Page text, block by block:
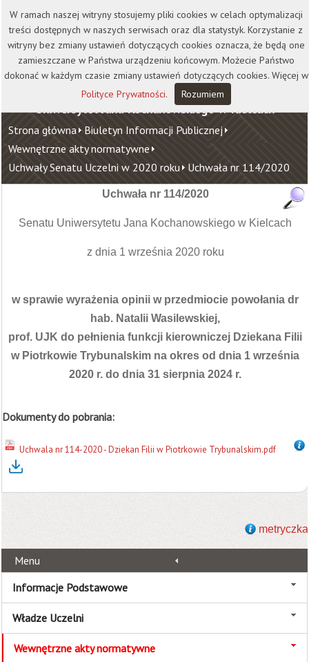
Kontakt Biblioteka
Wydawnictwo
Wirtualna Uczelnia
Uniwersytet Jana Kochanowskiego w Kielcach
Strona główna Biuletyn Informacji Publicznej
Wewnętrzne akty normatywne
Uchwały Senatu Uczelni w 2020 roku Uchwała nr 114/2020
Uchwała nr 114/2020
Senatu Uniwersytetu Jana Kochanowskiego w Kielcach
z dnia 1 września 2020 roku
w sprawie wyrażenia opinii w przedmiocie powołania dr
hab. Natalii Wasilewskiej,
prof. UJK do pełnienia funkcji kierowniczej Dziekana Filii
w Piotrkowie Trybunalskim na okres od dnia 1 września
2020 r. do dnia 31 sierpnia 2024 r.
Dokumenty do pobrania:
Uchwala nr 114-2020 - Dziekan Filii w Piotrkowie Trybunalskim.pdf
metryczka
Menu
Informacje Podstawowe
Władze Uczelni
Wewnętrzne akty normatywne
W ramach naszej witryny stosujemy pliki cookies w celach optymalizacji
treści dostępnych w naszych serwisach oraz dla statystyk. Korzystanie z
witryny bez zmiany ustawień dotyczących cookies oznacza, że będą one
zamieszczane w Państwa urządzeniu końcowym. Możecie Państwo
dokonać w każdym czasie zmiany ustawień dotyczących cookies. Więcej w
Polityce Prywatności. Rozumiem